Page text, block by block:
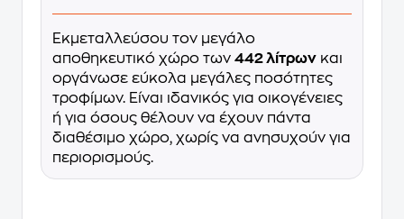
Εκμεταλλεύσου τον μεγάλο
αποθηκευτικό χώρο των 442 λίτρων και
οργάνωσε εύκολα μεγάλες ποσότητες
τροφίμων. Είναι ιδανικός για οικογένειες
ή για όσους θέλουν να έχουν πάντα
διαθέσιμο χώρο, χωρίς να ανησυχούν για
περιορισμούς.